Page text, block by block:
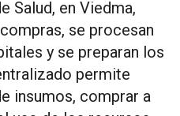
Salud, en Viedma,
se procesan
y se preparan los
permite
insumos, comprar a